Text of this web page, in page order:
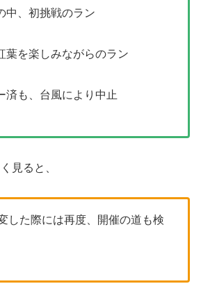
中、初挑戦のラン
葉を楽しみながらのラン
済も、台風により中止
見ると、
した際には再度、開催の道も検